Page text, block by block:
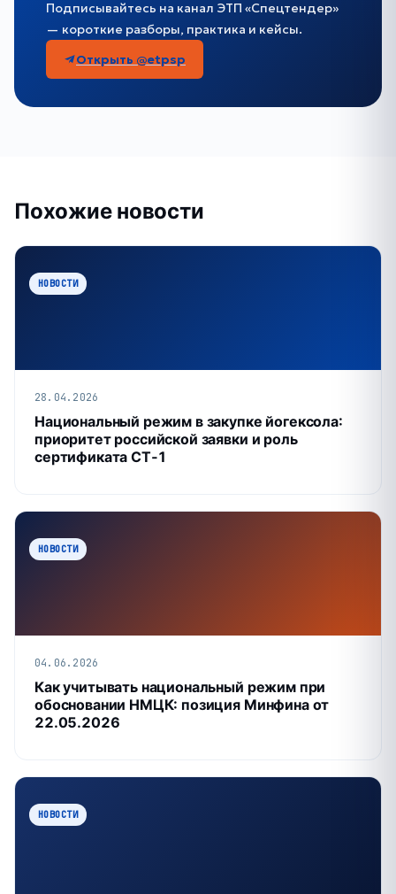
Подписывайтесь на канал ЭТП «Спецтендер»
— короткие разборы, практика и кейсы.
Открыть @etpsp
Похожие новости
НОВОСТИ
28.04.2026
Национальный режим в закупке йогексола:
приоритет российской заявки и роль
сертификата СТ‑1
НОВОСТИ
04.06.2026
Как учитывать национальный режим при
обосновании НМЦК: позиция Минфина от
22.05.2026
НОВОСТИ